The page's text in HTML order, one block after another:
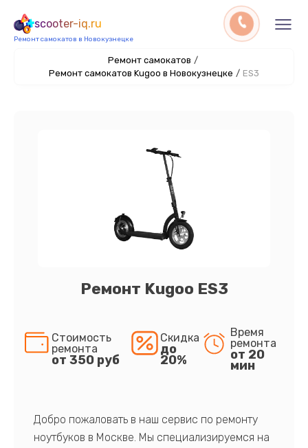
scooter-iq.ru
Ремонт самокатов в Новокузнецке
Ремонт самокатов /
Ремонт самокатов Kugoo в Новокузнецке / ES3
Ремонт Kugoo ES3
Стоимость
ремонта
от 350 руб
Скидка
до
20%
Время
ремонта
от 20
мин
Добро пожаловать в наш сервис по ремонту
ноутбуков в Москве. Мы специализируемся на